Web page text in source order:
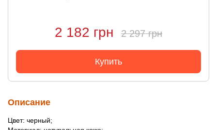
2 182 грн 2 297 грн
Купить
Описание
Цвет: черный;